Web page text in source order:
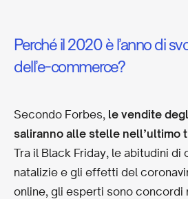
Perché il 2020 è l’anno di
dell’e-commerce?
Secondo Forbes, le vendite
saliranno alle stelle nell’ultimo
Tra il Black Friday, le abitudini di
natalizie e gli effetti del
online, gli esperti sono concordi